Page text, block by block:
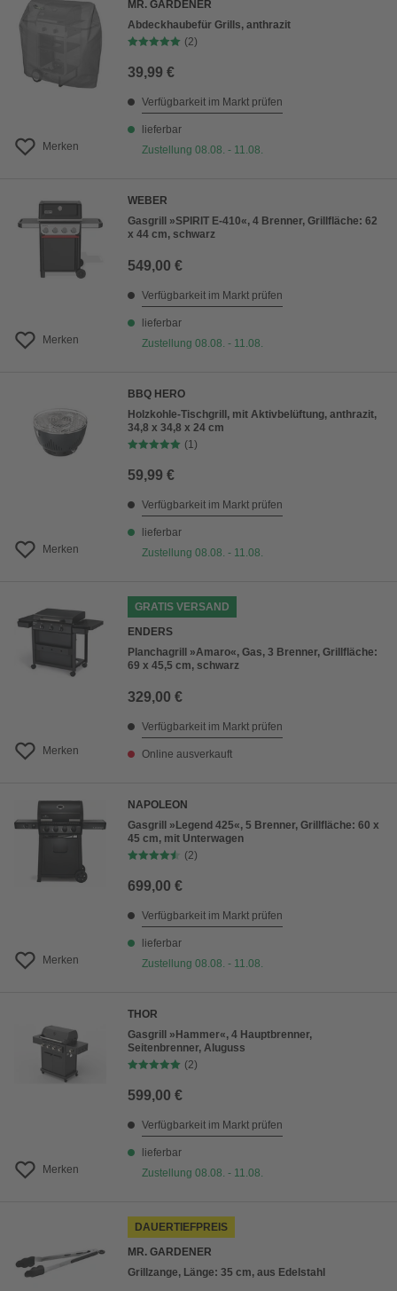
Merken
MR. GARDENER
Abdeckhaubefür Grills, anthrazit
(2)
39,99 €
Verfügbarkeit im Markt prüfen
lieferbar
Zustellung 08.08. - 11.08.
Merken
WEBER
Gasgrill »SPIRIT E-410«, 4 Brenner, Grillfläche: 62
x 44 cm, schwarz
549,00 €
Verfügbarkeit im Markt prüfen
lieferbar
Zustellung 08.08. - 11.08.
Merken
BBQ HERO
Holzkohle-Tischgrill, mit Aktivbelüftung, anthrazit,
34,8 x 34,8 x 24 cm
(1)
59,99 €
Verfügbarkeit im Markt prüfen
lieferbar
Zustellung 08.08. - 11.08.
Merken
GRATIS VERSAND
ENDERS
Planchagrill »Amaro«, Gas, 3 Brenner, Grillfläche:
69 x 45,5 cm, schwarz
329,00 €
Verfügbarkeit im Markt prüfen
Online ausverkauft
Merken
NAPOLEON
Gasgrill »Legend 425«, 5 Brenner, Grillfläche: 60 x
45 cm, mit Unterwagen
(2)
699,00 €
Verfügbarkeit im Markt prüfen
lieferbar
Zustellung 08.08. - 11.08.
Merken
THOR
Gasgrill »Hammer«, 4 Hauptbrenner,
Seitenbrenner, Aluguss
(2)
599,00 €
Verfügbarkeit im Markt prüfen
lieferbar
Zustellung 08.08. - 11.08.
DAUERTIEFPREIS
MR. GARDENER
Grillzange, Länge: 35 cm, aus Edelstahl